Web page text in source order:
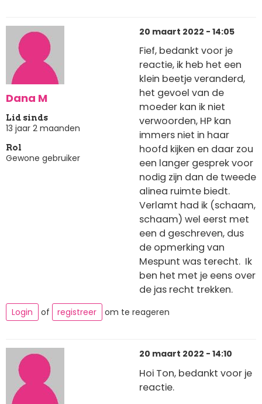
Dana M
Lid sinds
13 jaar 2 maanden
Rol
Gewone gebruiker
20 maart 2022 - 14:05
Fief, bedankt voor je
reactie, ik heb het een
klein beetje veranderd,
het gevoel van de
moeder kan ik niet
verwoorden, HP kan
immers niet in haar
hoofd kijken en daar zou
een langer gesprek voor
nodig zijn dan de tweede
alinea ruimte biedt.
Verlamt had ik (schaam,
schaam) wel eerst met
een d geschreven, dus
de opmerking van
Mespunt was terecht. Ik
ben het met je eens over
de jas recht trekken.
Login of registreer om te reageren
20 maart 2022 - 14:10
Hoi Ton, bedankt voor je
reactie.